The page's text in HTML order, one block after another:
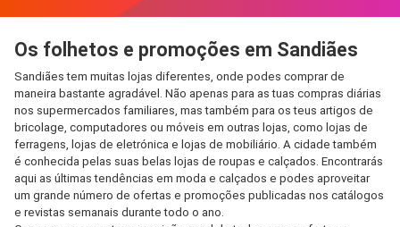
Os folhetos e promoções em Sandiães
Sandiães tem muitas lojas diferentes, onde podes comprar de
maneira bastante agradável. Não apenas para as tuas compras diárias
nos supermercados familiares, mas também para os teus artigos de
bricolage, computadores ou móveis em outras lojas, como lojas de
ferragens, lojas de eletrónica e lojas de mobiliário. A cidade também
é conhecida pelas suas belas lojas de roupas e calçados. Encontrarás
aqui as últimas tendências em moda e calçados e podes aproveitar
um grande número de ofertas e promoções publicadas nos catálogos
e revistas semanais durante todo o ano.